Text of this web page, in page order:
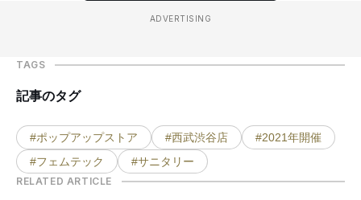
ADVERTISING
TAGS
記事のタグ
#ポップアップストア #西武渋谷店
#2021年開催
#フェムテック
#サニタリー
RELATED ARTICLE